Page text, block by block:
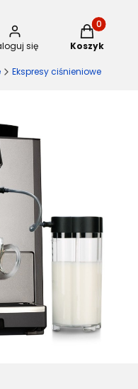
się
Produkty
Koszyk
Ekspresy ciśnieniowe